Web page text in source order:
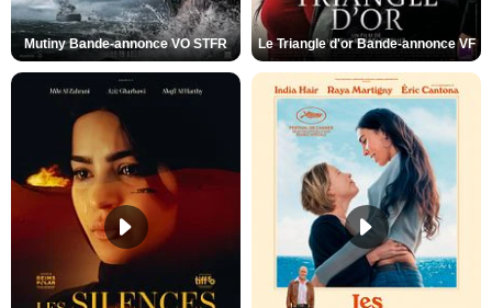
Mutiny Bande-annonce VO STFR Le Triangle d'or Bande-annonce VF